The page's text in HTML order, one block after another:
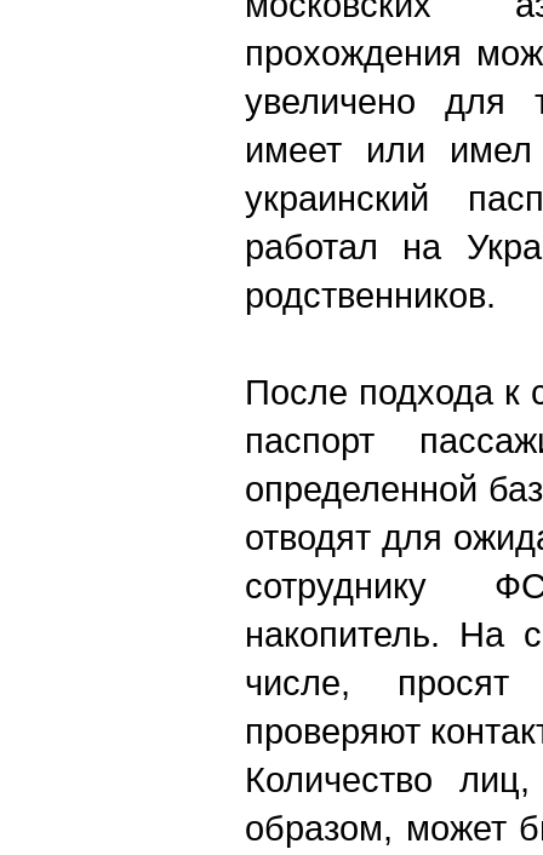
прохождения
увеличено для
имеет или
украинский
работал на
родственников.
После подхода к
паспорт
определенной
отводят для
сотруднику
накопитель. На
числе, просят
проверяют
Количество
образом, может